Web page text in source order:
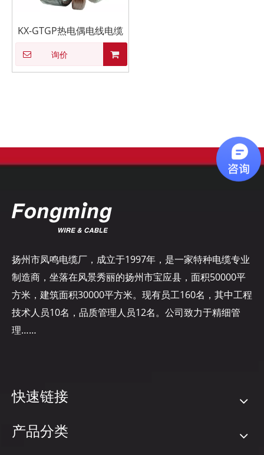
KX-GTGP热电偶电线电缆
询价
扬州市凤鸣电缆厂，成立于1997年，是一家特种电缆专业
制造商，坐落在风景秀丽的扬州市宝应县，面积50000平
方米，建筑面积30000平方米。现有员工160名，其中工程
技术人员10名，品质管理人员12名。公司致力于精细管
理……
快速链接
产品分类